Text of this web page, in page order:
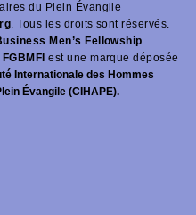
du Plein Évangile
. Tous les droits sont réservés.
Men’s Fellowship
est une marque déposée
Internationale des Hommes
Évangile (CIHAPE).